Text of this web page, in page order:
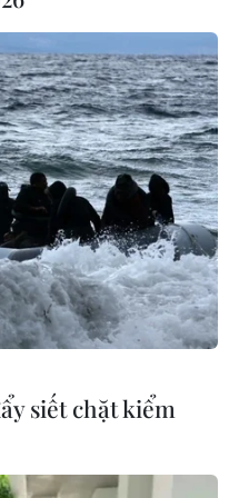
chất
phiên
diễn
tăng
công
siết chặt kiểm